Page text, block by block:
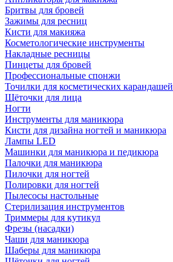
Бритвы для бровей
Зажимы для ресниц
Кисти для макияжа
Косметологические инструменты
Накладные ресницы
Пинцеты для бровей
Профессиональные спонжи
Точилки для косметических карандашей
Щёточки для лица
Ногти
Инструменты для маникюра
Кисти для дизайна ногтей и маникюра
Лампы LED
Машинки для маникюра и педикюра
Палочки для маникюра
Пилочки для ногтей
Полировки для ногтей
Пылесосы настольные
Стерилизация инструментов
Триммеры для кутикул
Фрезы (насадки)
Чаши для маникюра
Шаберы для маникюра